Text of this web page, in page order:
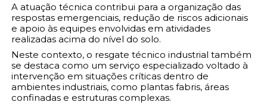
A atuação técnica contribui para a organização das
respostas emergenciais, redução de riscos adicionais
e apoio às equipes envolvidas em atividades
realizadas acima do nível do solo.
Neste contexto, o resgate técnico industrial também
se destaca como um serviço especializado voltado à
intervenção em situações críticas dentro de
ambientes industriais, como plantas fabris, áreas
confinadas e estruturas complexas.